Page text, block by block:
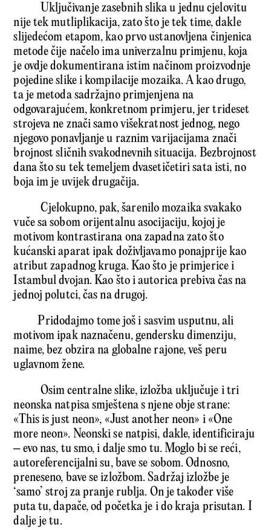
Uključivanje zasebnih slika u jednu cjelovitu
nije tek mutliplikacija, zato što je tek time, dakle
slijedećom etapom, kao prvo ustanovljena činjenica
metode čije načelo ima univerzalnu primjenu, koja
je ovdje dokumentirana istim načinom proizvodnje
pojedine slike i kompilacije mozaika. A kao drugo,
ta je metoda sadržajno primjenjena na
odgovarajućem, konkretnom primjeru, jer trideset
strojeva ne znači samo višekratnost jednog, nego
njegovo ponavljanje u raznim varijacijama znači
brojnost sličnih svakodnevnih situacija. Bezbrojnost
dana što su tek temeljem dvasetičetiri sata isti, no
boja im je uvijek drugačija.
Cjelokupno, pak, šarenilo mozaika svakako
vuče sa sobom orijentalnu asocijaciju, kojoj je
motivom kontrastirana ona zapadna zato što
kućanski aparat ipak doživljavamo ponajprije kao
atribut zapadnog kruga. Kao što je primjerice i
Istambul dvojan. Kao što i autorica prebiva čas na
jednoj polutci, čas na drugoj.
Pridodajmo tome još i sasvim usputnu, ali
motivom ipak naznačenu, gendersku dimenziju,
naime, bez obzira na globalne rajone, veš peru
uglavnom žene.
Osim centralne slike, izložba uključuje i tri
neonska natpisa smještena s njene obje strane:
«This is just neon», «Just another neon» i «One
more neon». Neonski se natpisi, dakle, identificiraju
– evo nas, tu smo, i dalje smo tu. Moglo bi se reći,
autoreferencijalni su, bave se sobom. Odnosno,
preneseno, bave se izložbom. Sadržaj izložbe je
‘samo’ stroj za pranje rublja. On je također više
puta tu, dapače, od početka je i do kraja prisutan. I
dalje je tu.